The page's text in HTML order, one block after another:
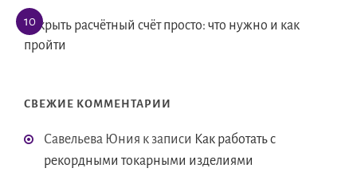
Открыть расчётный счёт просто: что нужно и как
пройти
СВЕЖИЕ КОММЕНТАРИИ
Савельева Юния к записи Как работать с
рекордными токарными изделиями